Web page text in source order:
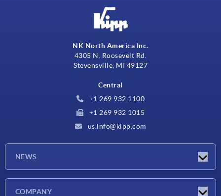
NK North America Inc.
4305 N. Roosevelt Rd.
Stevensville, MI 49127
Central
+1 269 932 1100
+1 269 932 1015
us.info@kipp.com
NEWS
COMPANY